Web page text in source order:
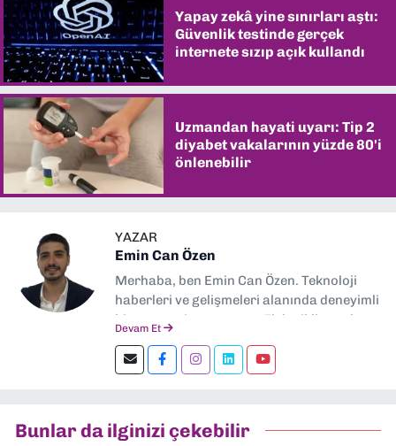
Yapay zekâ yine sınırları aştı:
Güvenlik testinde gerçek
internete sızıp açık kullandı
Uzmandan hayati uyarı: Tip 2
diyabet vakalarının yüzde 80'i
önlenebilir
YAZAR
Emin Can Özen
Merhaba, ben Emin Can Özen. Teknoloji
haberleri ve gelişmeleri alanında deneyimli
bir gazeteci ve yazarım. Elektrikli araçlar,
en çok ilgi duyduğum konular.
Dokuzeylul.com’da yazar olarak görev
İzmir’den teknoloji dünyasına dair
Devam Et
Bunlar da ilginizi çekebilir